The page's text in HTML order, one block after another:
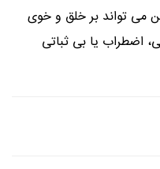
می تواند بر خلق و خوی
اضطراب یا بی ثباتی